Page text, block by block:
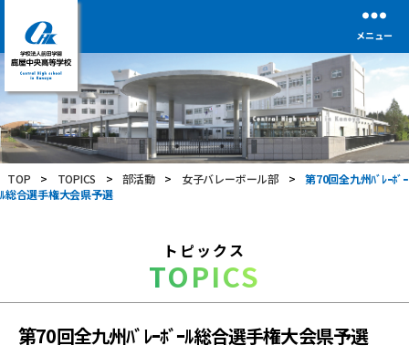
学
校
法
人
前
田
学
高
等
学
メニュー
TOP > TOPICS > 部活動 > 女子バレーボール部 >
第70回全九州ﾊﾞﾚｰﾎﾞｰ
ﾙ総合選手権大会県予選
トピックス
TOPICS
第70回全九州ﾊﾞﾚｰﾎﾞｰﾙ総合選手権大会県予選